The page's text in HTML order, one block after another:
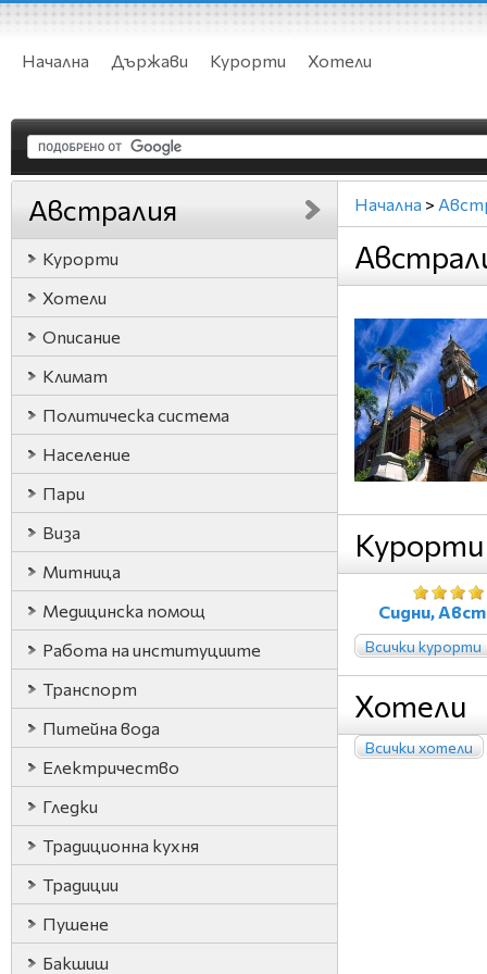
Начална Държави Курорти Хотели
Австралия
Курорти
Хотели
Описание
Климат
Политическа система
Население
Пари
Виза
Митница
Медицинска помощ
Работа на институциите
Транспорт
Питейна вода
Електричество
Гледки
Традиционна кухня
Традиции
Пушене
Бакшиш
Начална >
Курорти
Сидни,
Всички курорти
Хотели
Всички хотели